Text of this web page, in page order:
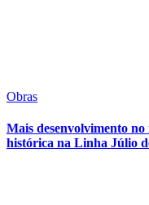
Obras
Mais desenvolvimento
histórica na Linha Júlio